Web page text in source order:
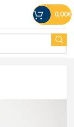
0,00€